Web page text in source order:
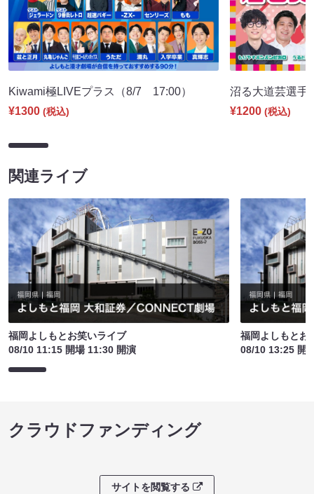
Kiwami極LIVEプラス（8/7 17:00）
¥1300 (税込)
沼る大道芸選
¥1200 (税込)
関連ライブ
福岡よしもとお笑いライブ
08/10 11:15 開場 11:30 開演
福岡よしもとお
08/10 13:25 開
クラウドファンディング
サイトを閲覧する